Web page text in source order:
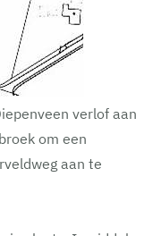
verlof aan
om een
aan te